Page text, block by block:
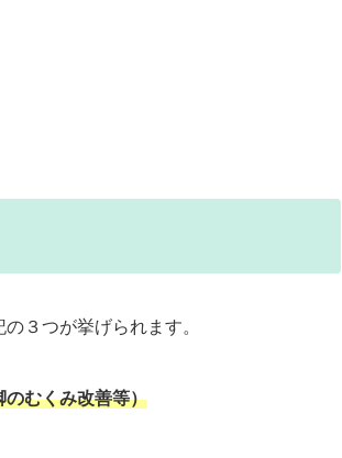
３つが挙げられます。
のむくみ改善等）